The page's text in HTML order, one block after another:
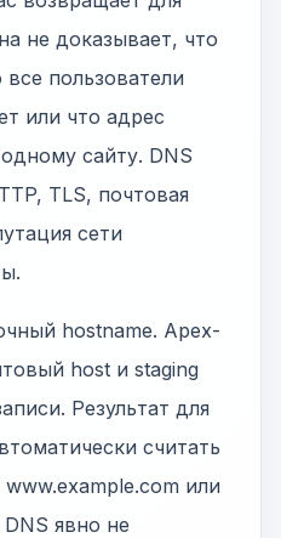
не доказывает, что
пользователи
или что адрес
сайту. DNS
TLS, почтовая
сети
hostname. Apex-
host и staging
Результат для
считать
или
явно не